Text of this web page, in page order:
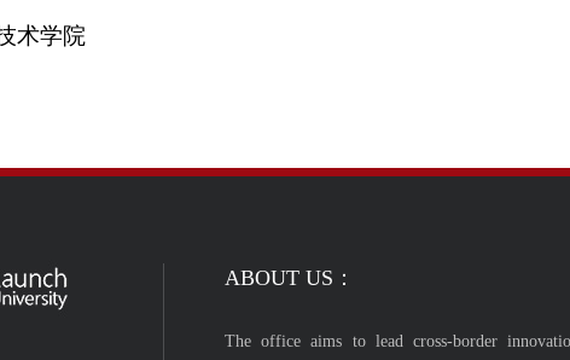
术学院
ABOUT US：
The office aims to lead cross-border